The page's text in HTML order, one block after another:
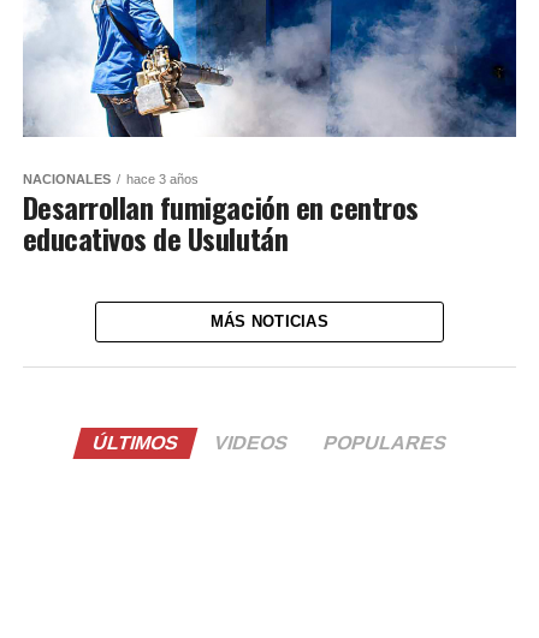
NACIONALES hace 3 años
Desarrollan fumigación en centros
educativos de Usulután
MÁS NOTICIAS
ÚLTIMOS VIDEOS POPULARES